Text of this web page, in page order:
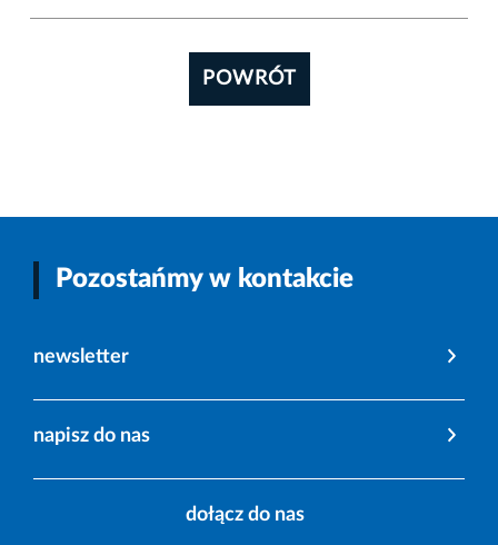
POWRÓT
Pozostańmy w kontakcie
newsletter
napisz do nas
dołącz do nas